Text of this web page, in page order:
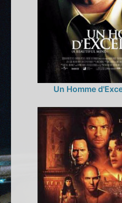
Un Homme